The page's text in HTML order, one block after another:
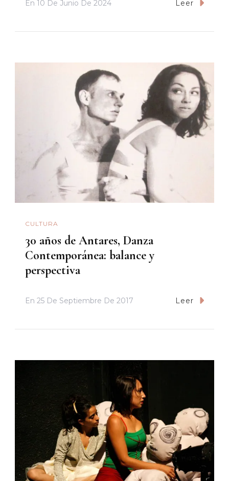
En 10 De Junio De 2024 Leer
CULTURA
30 años de Antares, Danza
Contemporánea: balance y
perspectiva
En 25 De Septiembre De 2017 Leer